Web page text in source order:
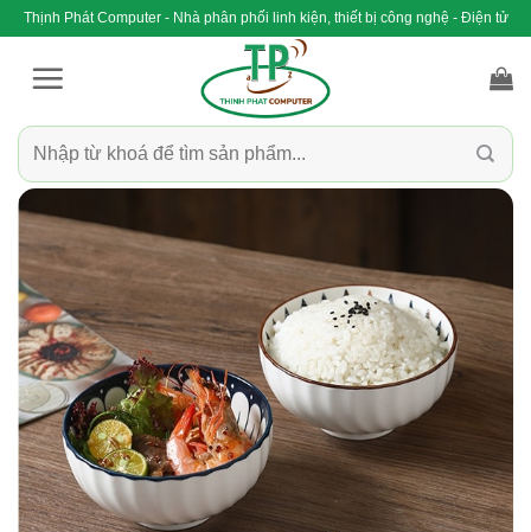
qua
Thịnh Phát Computer - Nhà phân phối linh kiện, thiết bị công nghệ - Điện tử
Tìm
kiếm: